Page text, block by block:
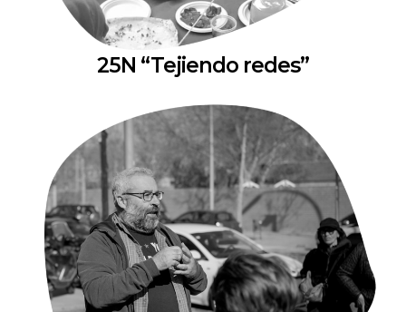
25N “Tejiendo redes”